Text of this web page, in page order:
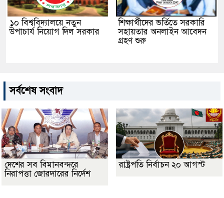
১০ বিশ্ববিদ্যালয়ে নতুন
উপাচার্য নিয়োগ দিল সরকার
শিক্ষার্থীদের ভর্তিতে সরকারি
সহায়তার অনলাইন আবেদন
গ্রহণ শুরু
সর্বশেষ সংবাদ
দেশের সব বিমানবন্দরে
নিরাপত্তা জোরদারের নির্দেশ
রাষ্ট্রপতি নির্বাচন ২০ আগস্ট